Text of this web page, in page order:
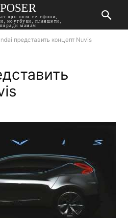
POSER
про нові телефони,
ноутбуки, планшети,
поради мамам
представить концепт Nuvis